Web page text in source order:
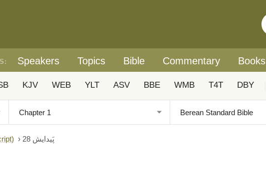
Speakers Topics Bible Commentary Books
KJV WEB YLT ASV BBE WMB T4T DBY
› پَیدایش 28